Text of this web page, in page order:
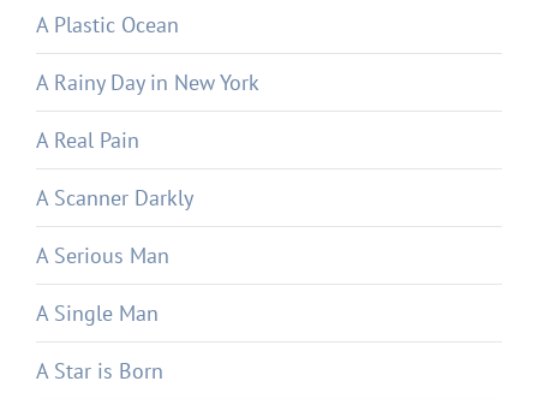
A Plastic Ocean
A Rainy Day in New York
A Real Pain
A Scanner Darkly
A Serious Man
A Single Man
A Star is Born